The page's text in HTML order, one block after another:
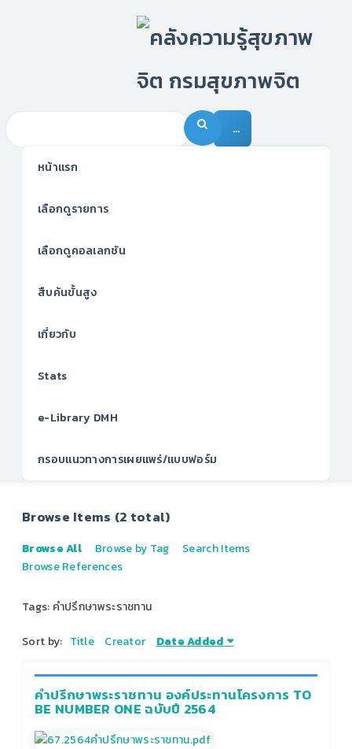
…
หน้าแรก
เลือกดูรายการ
เลือกดูคอลเลกชัน
สืบค้นขั้นสูง
เกี่ยวกับ
Stats
e-Library DMH
กรอบแนวทางการเผยแพร่/แบบฟอร์ม
Browse Items (2 total)
Browse All Browse by Tag
Search Items
Browse References
Tags: คำปรึกษาพระราชทาน
Sort by: Title Creator Date Added
คำปรึกษาพระราชทาน องค์ประทานโครงการ TO
BE NUMBER ONE ฉบับปี 2564